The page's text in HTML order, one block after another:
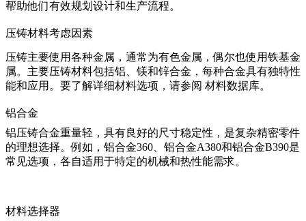
帮助他们有效规划设计和生产流程。
压铸材料考虑因素
压铸主要使用各种金属，通常为有色金属，偶尔也使用铁基金
属。主要压铸材料包括铝、镁和锌合金，每种合金具有独特性
能和应用。要了解详细材料选项，请参阅 材料数据库。
铝合金
铝压铸合金重量轻，具有良好的尺寸稳定性，是复杂精密零件
的理想选择。例如， 铝合金360 铝合金A380和铝合金B390是
常见选项，各自适用于特定的机械和热性能需求。
材料选择器